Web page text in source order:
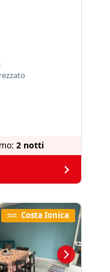
2 notti
Costa Ionica